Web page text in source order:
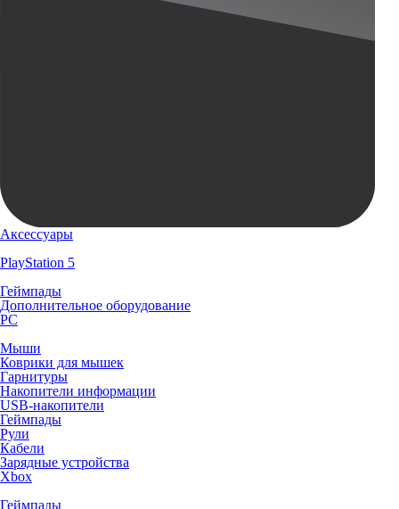
Аксессуары
PlayStation 5
Геймпады
Дополнительное оборудование
PC
Мыши
Коврики для мышек
Гарнитуры
Накопители информации
USB-накопители
Геймпады
Рули
Кабели
Зарядные устройства
Xbox
Геймпады